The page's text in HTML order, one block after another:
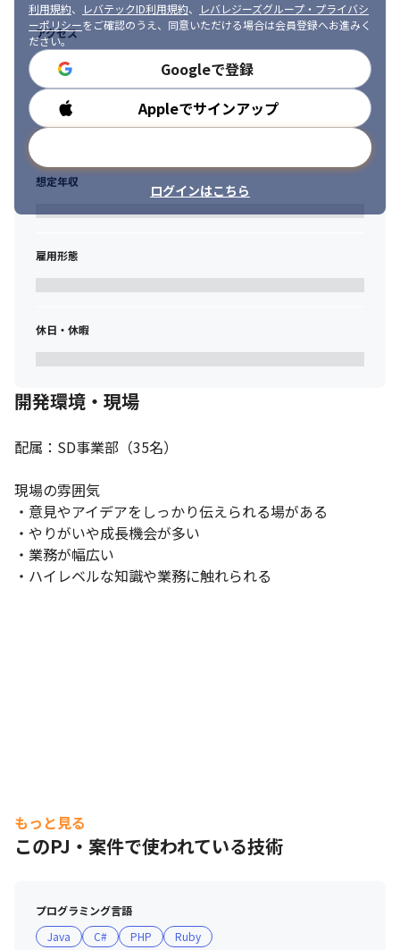
国内外の顧客とやり取りを行うことが可能です。
利用規約、 レバテックID利用規約、
レバレジーズグループ・プライバシ
ーポリシーをご確認のうえ、同意いただける場合は会員登録へお進みく
ださい。
Googleで登録
Appleでサインアップ
ログインはこちら
アクセス
勤務時間
想定年収
雇用形態
休日・休暇
開発環境・現場
配属：SD事業部（35名）
現場の雰囲気
・意見やアイデアをしっかり伝えられる場がある
・やりがいや成長機会が多い
・業務が幅広い
・ハイレベルな知識や業務に触れられる
もっと見る
このPJ・案件で使われている技術
プログラミング言語
Java
C# PHP Ruby